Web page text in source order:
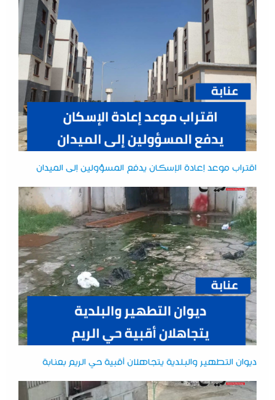
اقتراب موعد إعادة الإسكان يدفع المسؤولين إلى الميدان
ديوان التطهير والبلدية يتجاهلان أقبية حي الريم بعنابة